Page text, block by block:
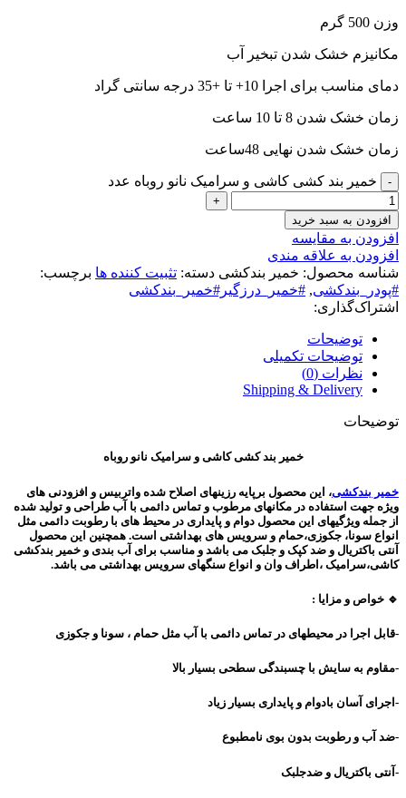
وزن 500 گرم
مکانیزم خشک شدن تبخیر آب
دمای مناسب برای اجرا 10+ تا +35 درجه سانتی گراد
زمان خشک شدن 8 تا 10 ساعت
زمان خشک شدن نهایی 48ساعت
خمیر بند کشی کاشی و سرامیک نانو روباه عدد
افزودن به سبد خرید
افزودن به مقایسه
افزودن به علاقه مندی
شناسه محصول: خمیر بندکشی دسته: تثبیت کننده ها برچسب:
#پودر_بندکشی, #خمیر_درزگیر#خمیر_بندکشی
اشتراک‌گذاری:
توضیحات
توضیحات تکمیلی
نظرات (0)
Shipping & Delivery
توضیحات
خمیر بند کشی کاشی و سرامیک نانو روباه
خمیر بندکشی، این محصول برپایه رزینهای اصلاح شده واتربیس و افزودنی های
ویژه جهت استفاده در مکانهای مرطوب و تماس دائمی با آب طراحی و تولید شده
از جمله ویژگیهای این محصول دوام و پایداری در محیط های با رطوبت دائمی مثل
انواع سونا، جکوزی،حمام و سرویس های بهداشتی است. همچنین این محصول
آنتی باکتریال و ضد کپک و جلبک می باشد و مناسب برای آب بندی و خمیر بندکشی
کاشی،سرامیک ،اطراف وان و انواع سنگهای سرویس بهداشتی می باشد.
🔹 خواص و مزایا :
-قابل اجرا در محیطهای در تماس دائمی با آب مثل حمام ، سونا و جکوزی
-مقاوم به سایش با چسبندگی سطحی بسیار بالا
-اجرای آسان بادوام و پایداری بسیار زیاد
-ضد آب و رطوبت بدون بوی نامطبوع
-آنتی باکتریال و ضدجلبک